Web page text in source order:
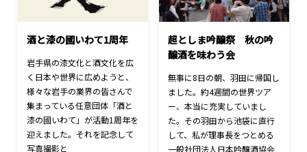
酒と漆の國いわて1周年
岩手県の漆文化と酒文化を広
く日本や世界に広めようと、
様々な岩手の業界の皆さんで
集まっている任意団体「酒と
漆の國いわて」が活動1周年を
迎えました。それを記念して
写真撮影と
超としま吟醸祭 秋の吟
醸酒を味わう会
無事に8日の朝、羽田に帰国し
ました。約4週間の世界ツア
ー、本当に充実していまし
た。その羽田から池袋に直行
して、私が理事長をつとめる
一般社団法人日本吟醸酒協会